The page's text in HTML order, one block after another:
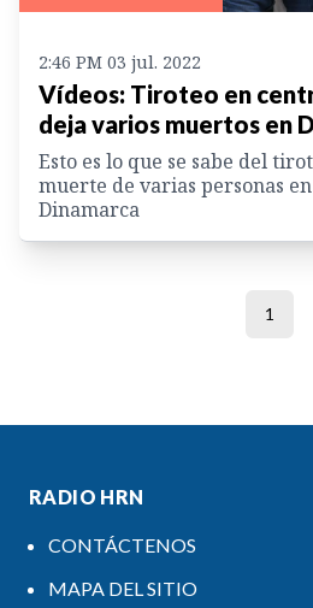
2:46 PM 03 jul. 2022
Vídeos: Tiroteo en
deja varios muertos en
Esto es lo que se sabe del
muerte de varias personas
Dinamarca
1
RADIO HRN
CONTÁCTENOS
MAPA DEL SITIO